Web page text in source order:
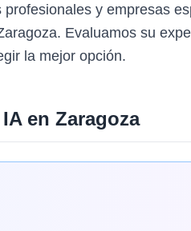
y empresas
Evaluamos su
la mejor opción.
en Zaragoza